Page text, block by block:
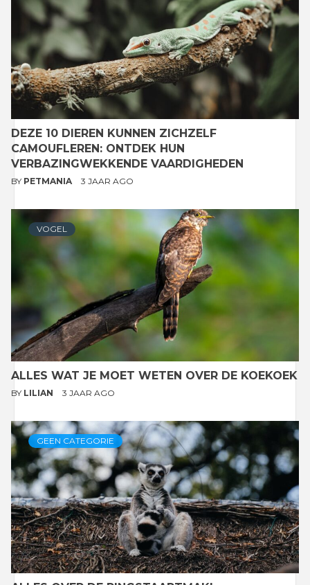
DEZE 10 DIEREN KUNNEN ZICHZELF
CAMOUFLEREN: ONTDEK HUN
VERBAZINGWEKKENDE VAARDIGHEDEN
BY PETMANIA 3 JAAR AGO
VOGEL
ALLES WAT JE MOET WETEN OVER DE KOEKOEK
BY LILIAN 3 JAAR AGO
GEEN CATEGORIE